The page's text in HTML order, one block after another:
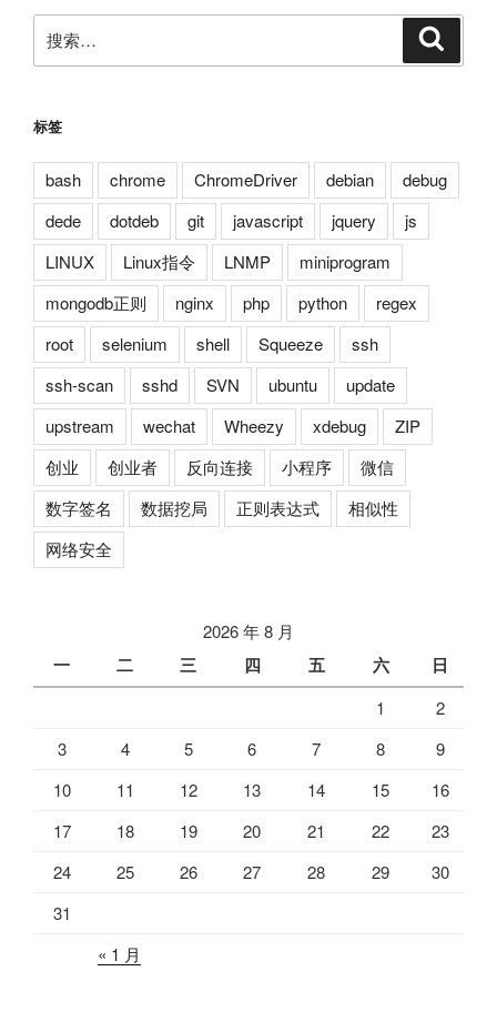
索：
标签
bash chrome ChromeDriver debian
debug
dede
dotdeb git javascript jquery
js
LINUX
Linux指令 LNMP
miniprogram
mongodb正则
nginx php python
regex
root
selenium shell Squeeze
ssh
ssh-scan
sshd SVN ubuntu
update
upstream
wechat Wheezy xdebug
ZIP
创业
创业者 反向连接 小程序
微信
数字签名
数据挖局 正则表达式
相似性
网络安全
2026 年 8 月
一 二 三 四 五 六 日
1
2
3
4 5 6 7 8
9
10
11 12 13 14 15
16
17
18 19 20 21 22
23
24
25 26 27 28 29
30
31
« 1 月